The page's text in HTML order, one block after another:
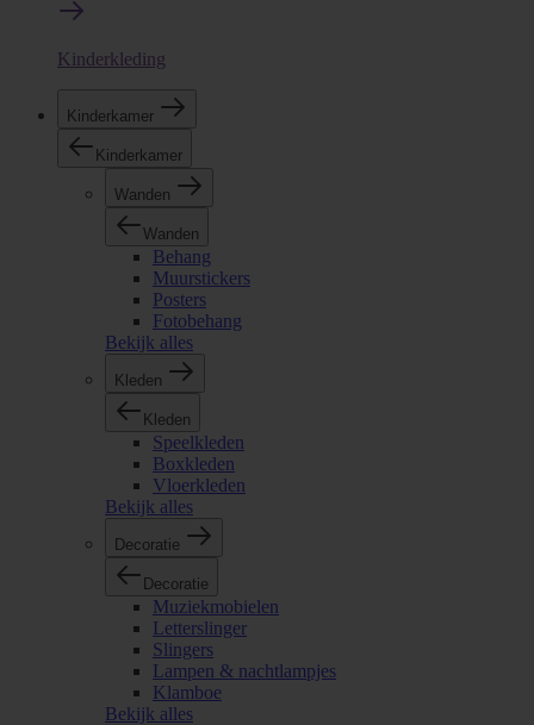
Kinderkleding
Kinderkamer
Kinderkamer
Wanden
Wanden
Behang
Muurstickers
Posters
Fotobehang
Bekijk alles
Kleden
Kleden
Speelkleden
Boxkleden
Vloerkleden
Bekijk alles
Decoratie
Decoratie
Muziekmobielen
Letterslinger
Slingers
Lampen & nachtlampjes
Klamboe
Bekijk alles